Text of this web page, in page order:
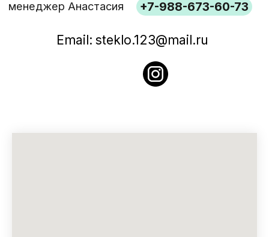
О КОМПАНИИ
КОНТАКТЫ
Политика конфиденциальности